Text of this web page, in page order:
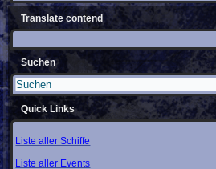
Translate contend
Suchen
Quick Links
Liste aller Schiffe
Liste aller Events